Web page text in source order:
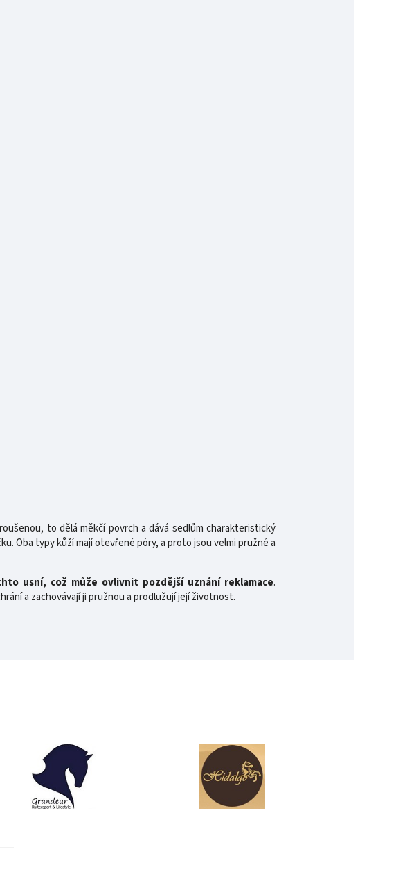
to dělá měkčí povrch a dává sedlům charakteristický
Oba typy kůží mají otevřené póry, a proto jsou velmi pružné a
usní, což může ovlivnit pozdější uznání reklamace.
a zachovávají ji pružnou a prodlužují její životnost.